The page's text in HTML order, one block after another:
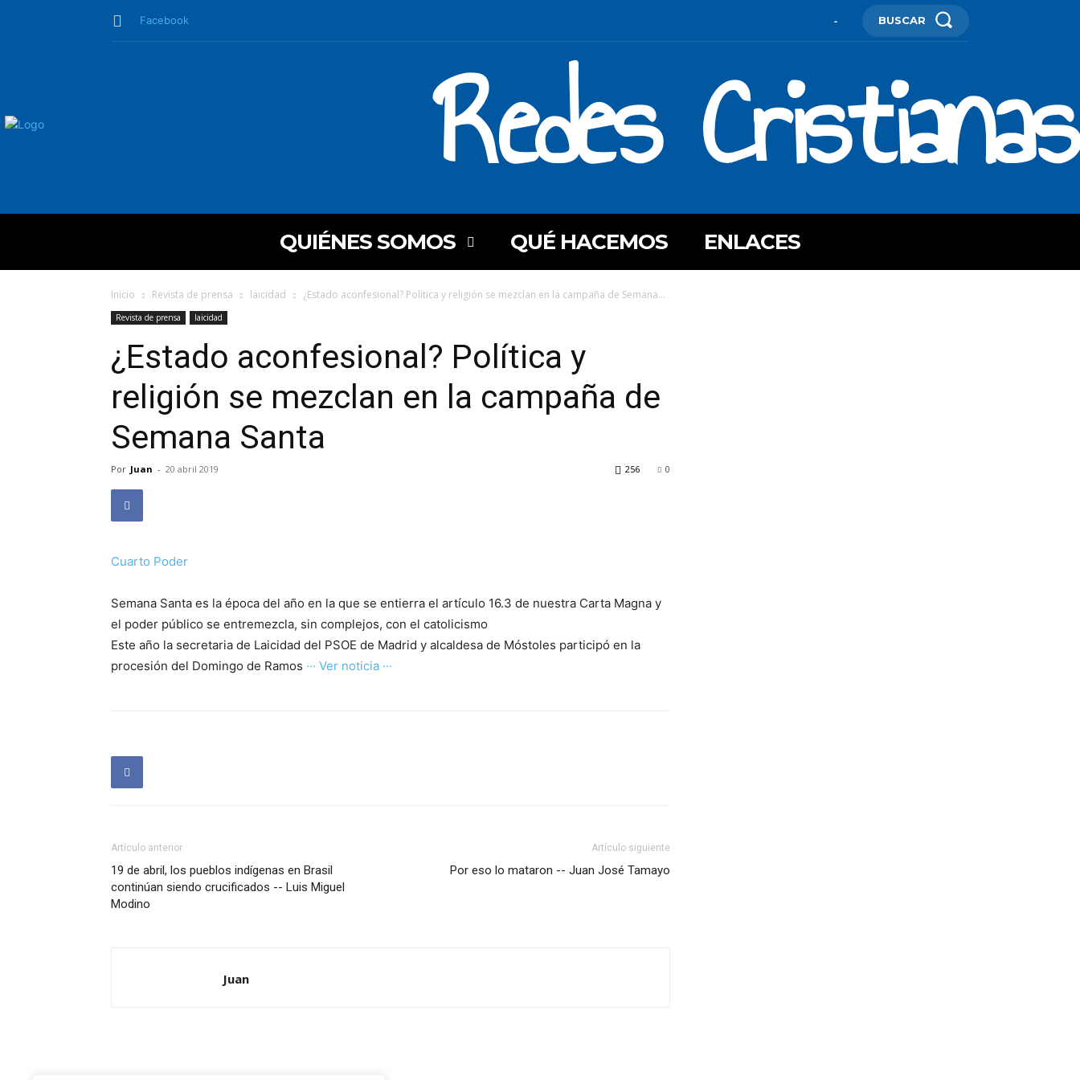
Facebook - BUSCAR
Redes Cristianas
QUIÉNES SOMOS QUÉ HACEMOS ENLACES
Inicio Revista de prensa laicidad ¿Estado aconfesional? Política y religión se mezclan en la campaña de Semana...
Revista de prensa laicidad
¿Estado aconfesional? Política y
religión se mezclan en la campaña de
Semana Santa
Por Juan - 20 abril 2019 0
256
Cuarto Poder
Semana Santa es la época del año en la que se entierra el artículo 16.3 de nuestra Carta Magna y
el poder público se entremezcla, sin complejos, con el catolicismo
Este año la secretaria de Laicidad del PSOE de Madrid y alcaldesa de Móstoles participó en la
procesión del Domingo de Ramos ··· Ver noticia ···
Artículo anterior
19 de abril, los pueblos indígenas en Brasil
continúan siendo crucificados -- Luis Miguel
Modino
Artículo siguiente
Por eso lo mataron -- Juan José Tamayo
Juan